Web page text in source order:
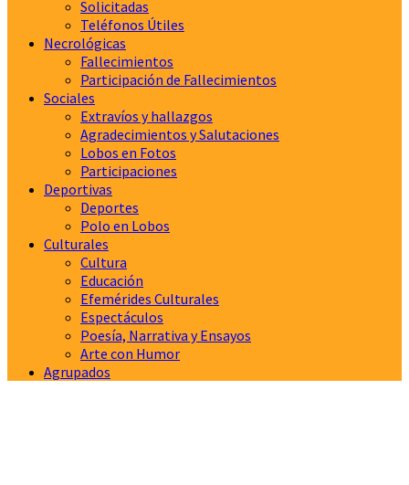
Solicitadas
Teléfonos Útiles
Necrológicas
Fallecimientos
Participación de Fallecimientos
Sociales
Extravíos y hallazgos
Agradecimientos y Salutaciones
Lobos en Fotos
Participaciones
Deportivas
Deportes
Polo en Lobos
Culturales
Cultura
Educación
Efemérides Culturales
Espectáculos
Poesía, Narrativa y Ensayos
Arte con Humor
Agrupados